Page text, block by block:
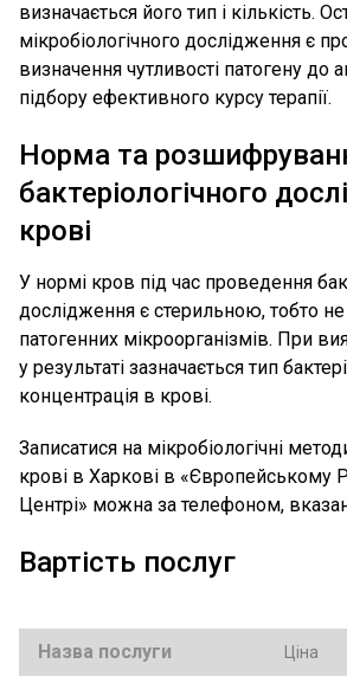
визначається його тип і кількість.
мікробіологічного дослідження є
визначення чутливості патогену до
підбору ефективного курсу терапії.
Норма та
бактеріологічного
крові
У нормі кров під час проведення
дослідження є стерильною, тобто не
патогенних мікроорганізмів. При
у результаті зазначається тип
концентрація в крові.
Записатися на мікробіологічні
крові в Харкові в «Європейському
Центрі» можна за телефоном,
Вартість послуг
Назва послуги Ціна